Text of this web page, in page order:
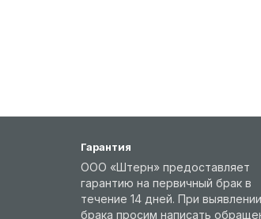
Гарантия
ООО «Штерн» предоставляет
гарантию на первичный брак в
течение 14 дней. При выявлении
брака просим написать